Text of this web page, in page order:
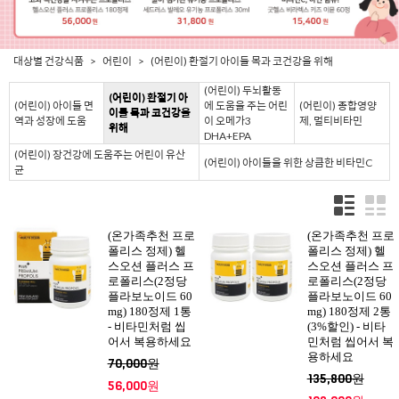
대상별 건강식품 어린이 (어린이) 환절기 아이들 목과 코건강을 위해
(어린이) 아이들 면
역과 성장에 도움
(어린이) 환절기 아
이들 목과 코건강을
위해
(어린이) 두뇌활동
에 도움을 주는 어린
이 오메가3
DHA+EPA
(어린이) 종합영양
제, 멀티비타민
(어린이) 장건강에 도움주는 어린이 유산
균
(어린이) 아이들을 위한 상큼한 비타민C
(온가족추천 프로
폴리스 정제) 헬
스오션 플러스 프
로폴리스(2정당
플라보노이드 60
mg) 180정제 1통
- 비타민처럼 씹
어서 복용하세요
70,000원
56,000원
(온가족추천 프로
폴리스 정제) 헬
스오션 플러스 프
로폴리스(2정당
플라보노이드 60
mg) 180정제 2통
(3%할인) - 비타
민처럼 씹어서 복
용하세요
135,800원